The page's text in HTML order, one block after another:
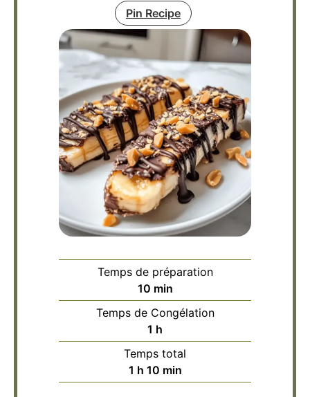
Pin Recipe
Temps de préparation
10minutes
min
Temps de Congélation
1 heure
h
Temps total
1 heure
h 10minutes
min